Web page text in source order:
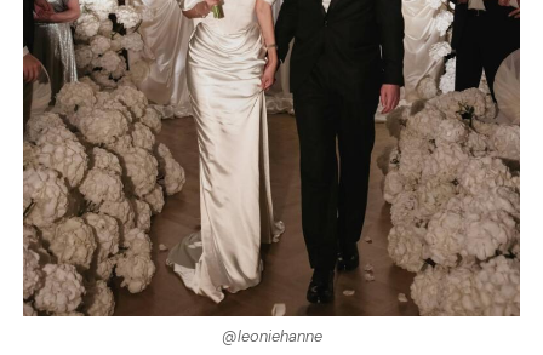
@leoniehanne